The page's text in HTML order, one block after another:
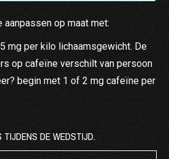
op maat met:
mg per kilo lichaamsgewicht. De
op cafeïne verschilt van persoon
begin met 1 of 2 mg cafeïne per
TIJDENS DE WEDSTIJD.